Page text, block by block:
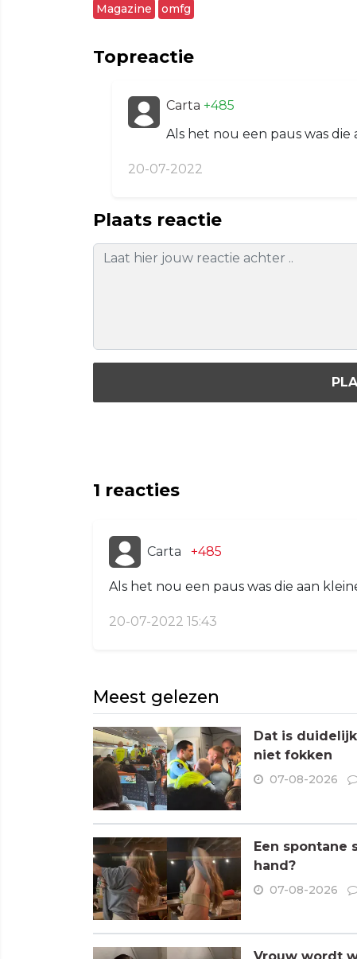
Magazine omfg
Topreactie
Carta +485
Als het nou een paus was
20-07-2022
Plaats reactie
1 reacties
Carta +485
Als het nou een paus was die aan
20-07-2022 15:43
Meest gelezen
Dat is
niet fokken
07-08-2026
Een spontane
hand?
07-08-2026